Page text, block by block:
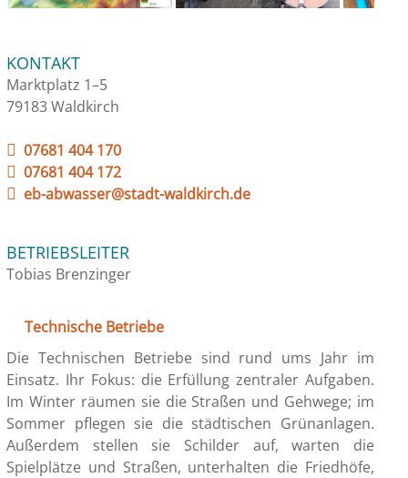
KONTAKT
Marktplatz 1–5
79183 Waldkirch
07681 404 170
07681 404 172
eb-abwasser@stadt-waldkirch.de
BETRIEBSLEITER
Tobias Brenzinger
Technische Betriebe
Die Technischen Betriebe sind rund ums Jahr im
Einsatz. Ihr Fokus: die Erfüllung zentraler Aufgaben.
Im Winter räumen sie die Straßen und Gehwege; im
Sommer pflegen sie die städtischen Grünanlagen.
Außerdem stellen sie Schilder auf, warten die
Spielplätze und Straßen, unterhalten die Friedhöfe,